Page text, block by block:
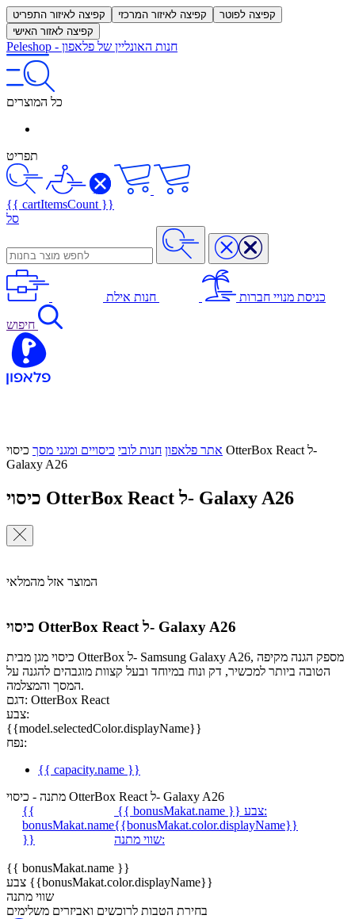
קפיצה לאיזור התפריט קפיצה לאיזור המרכזי
קפיצה לפוטר
קפיצה לאזור האישי
Peleshop - חנות האונליין של פלאפון
כל המוצרים
תפריט
{{ cartItemsCount }}
סל
כניסת מנויי חברות חנות אילת
חיפוש
אתר פלאפון חנות לובי כיסויים ומגני מסך כיסוי OtterBox React ל-
Galaxy A26
כיסוי OtterBox React ל- Galaxy A26
המוצר אזל מהמלאי
כיסוי OtterBox React ל- Galaxy A26
כיסוי מגן מבית OtterBox ל- Samsung Galaxy A26, מספק הגנה מקיפה
הטובה ביותר למכשיר, דק ונוח במיוחד ובעל קצוות מוגבהים להגנה על
המסך והמצלמה.
דגם: OtterBox React
צבע:
{{model.selectedColor.displayName}}
נפח:
{{ capacity.name }}
מתנה - כיסוי OtterBox React ל- Galaxy A26
{{
bonusMakat.name
}}
{{ bonusMakat.name }}
צבע:
{{bonusMakat.color.displayName}}
שווי מתנה:
{{ bonusMakat.name }}
צבע {{bonusMakat.color.displayName}}
שווי מתנה
בחירת הטבות לרוכשים ואביזרים משלימים